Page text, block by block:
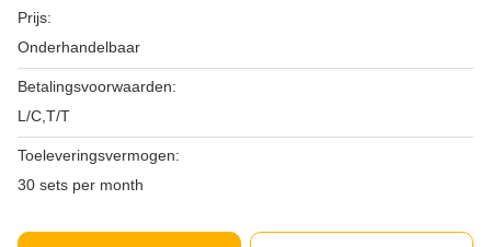
Prijs:
Onderhandelbaar
Betalingsvoorwaarden:
L/C,T/T
Toeleveringsvermogen:
30 sets per month